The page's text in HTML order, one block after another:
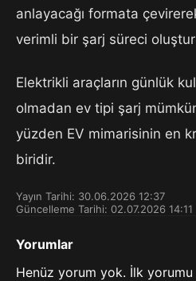
anlayacağı formata
verimli bir şarj süreci
Elektrikli araçların günlük
olmadan ev tipi şarj
yüzden EV mimarisinin en
biridir.
Yayın Tarihi: 30.06.2026 12:37
Güncelleme Tarihi: 02.07.2026 14:11
Yorumlar
Henüz yorum yok. İlk yorumu